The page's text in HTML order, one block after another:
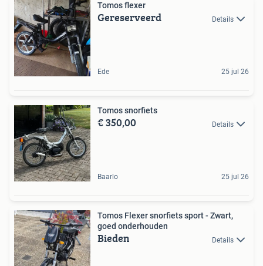
Tomos flexer
Gereserveerd Details
Ede 25 jul 26
Tomos snorfiets
€ 350,00 Details
Baarlo 25 jul 26
Tomos Flexer snorfiets sport - Zwart,
goed onderhouden
Bieden Details